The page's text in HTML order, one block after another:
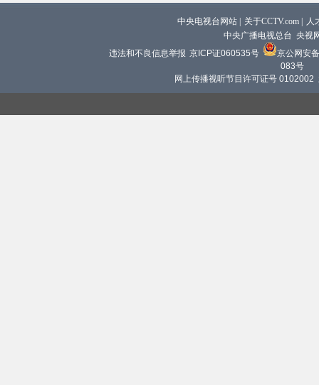
中央电视台网站 关于CCTV.com
人
中央广播电视总台 央视
违法和不良信息举报 京ICP证060535号
京公网安
083号
网上传播视听节目许可证号